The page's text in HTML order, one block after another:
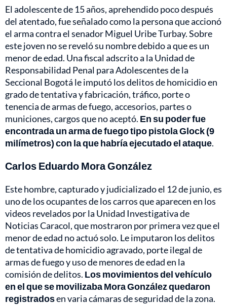
El adolescente de 15 años, aprehendido poco después
del atentado, fue señalado como la persona que accionó
el arma contra el senador Miguel Uribe Turbay. Sobre
este joven no se reveló su nombre debido a que es un
menor de edad. Una fiscal adscrito a la Unidad de
Responsabilidad Penal para Adolescentes de la
Seccional Bogotá le imputó los delitos de homicidio en
grado de tentativa y fabricación, tráfico, porte o
tenencia de armas de fuego, accesorios, partes o
municiones, cargos que no aceptó. En su poder fue
encontrada un arma de fuego tipo pistola Glock (9
milímetros) con la que habría ejecutado el ataque.
Carlos Eduardo Mora González
Este hombre, capturado y judicializado el 12 de junio, es
uno de los ocupantes de los carros que aparecen en los
videos revelados por la Unidad Investigativa de
Noticias Caracol, que mostraron por primera vez que el
menor de edad no actuó solo. Le imputaron los delitos
de tentativa de homicidio agravado, porte ilegal de
armas de fuego y uso de menores de edad en la
comisión de delitos. Los movimientos del vehículo
en el que se movilizaba Mora González quedaron
registradosen varia cámaras de seguridad de la zona.